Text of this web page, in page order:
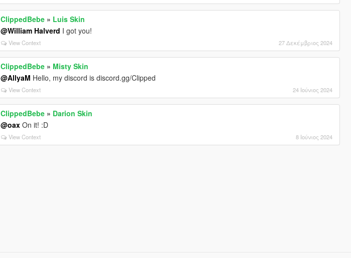
ClippedBebe » Luis Skin
@William Halverd I got you!
View Context 27 Δεκέμβριος 2024
ClippedBebe » Misty Skin
@AllyaM Hello, my discord is discord.gg/Clipped
View Context 24 Ιούνιος 2024
ClippedBebe » Darion Skin
@oax On it! :D
View Context 8 Ιούνιος 2024